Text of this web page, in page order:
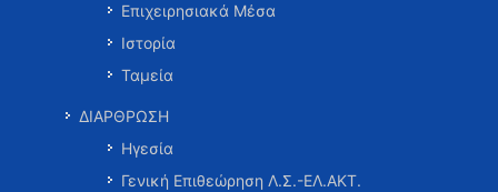
Επιχειρησιακά Μέσα
Ιστορία
Ταμεία
ΔΙΑΡΘΡΩΣΗ
Ηγεσία
Γενική Επιθεώρηση Λ.Σ.-ΕΛ.ΑΚΤ.